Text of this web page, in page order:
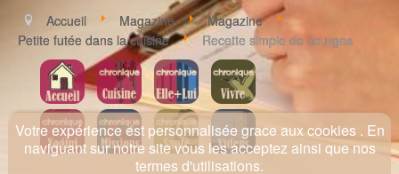
Accueil Magazine
Magazine
Petite futée dans la cuisine
Recette simple de courges
Votre expérience est personnalisée grace aux cookies . En
naviguant sur notre site vous les acceptez ainsi que nos
termes d'utilisations.